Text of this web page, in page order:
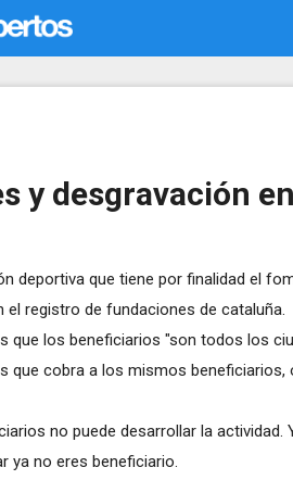
y desgravación
deportiva que tiene por finalidad el
el registro de fundaciones de cataluña.
que los beneficiarios "son todos los
que cobra a los mismos
no puede desarrollar la
ya no eres beneficiario.